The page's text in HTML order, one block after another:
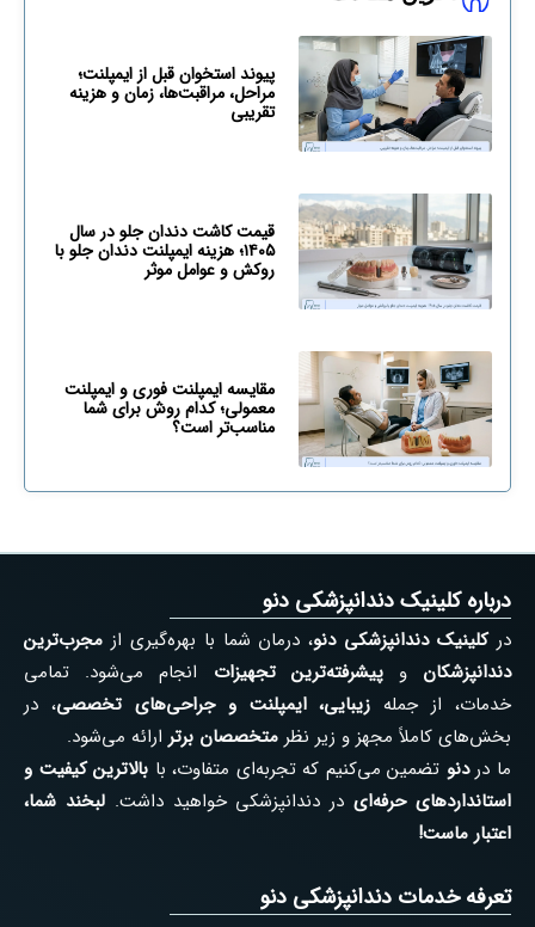
پیوند استخوان قبل از ایمپلنت؛
مراحل، مراقبت‌ها، زمان و هزینه
تقریبی
قیمت کاشت دندان جلو در سال
۱۴۰۵؛ هزینه ایمپلنت دندان جلو با
روکش و عوامل موثر
مقایسه ایمپلنت فوری و ایمپلنت
معمولی؛ کدام روش برای شما
مناسب‌تر است؟
تعرفه خدمات دندانپزشکی دنو
درباره کلینیک دندانپزشکی دنو
درکلینیک دندانپزشکی دنو، درمان شما با بهره‌گیری از مجرب‌ترین
دندانپزشکان وپیشرفته‌ترین تجهیزات انجام می‌شود. تمامی
خدمات، از جمله زیبایی، ایمپلنت و جراحی‌های تخصصی، در
بخش‌های کاملاً مجهز و زیر نظر متخصصان برتر ارائه می‌شود.
ما دردنو تضمین می‌کنیم که تجربه‌ای متفاوت، با بالاترین کیفیت و
استانداردهای حرفه‌ایدر دندانپزشکی خواهید داشت.لبخند شما،
اعتبار ماست!